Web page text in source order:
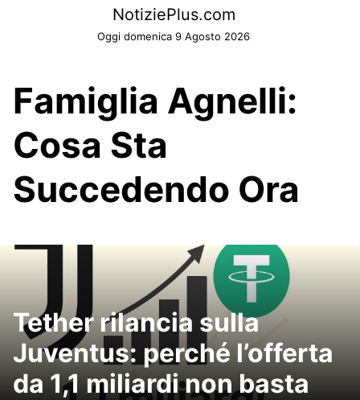
NotiziePlus.com
Oggi domenica 9 Agosto 2026
Famiglia Agnelli:
Cosa Sta
Succedendo Ora
Tether rilancia sulla
Juventus: perché l’offerta
da 1,1 miliardi non basta